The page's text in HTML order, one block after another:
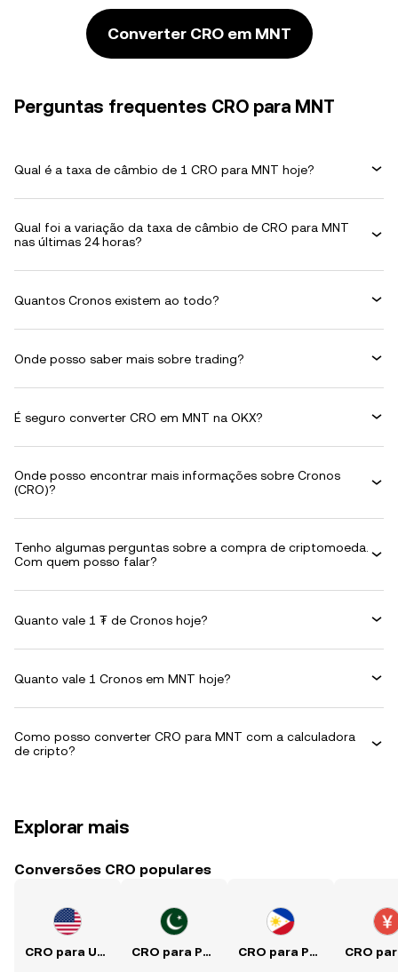
Converter CRO em MNT
Perguntas frequentes CRO para MNT
Qual é a taxa de câmbio de 1 CRO para MNT hoje?
Qual foi a variação da taxa de câmbio de CRO para MNT
nas últimas 24 horas?
Quantos Cronos existem ao todo?
Onde posso saber mais sobre trading?
É seguro converter CRO em MNT na OKX?
Onde posso encontrar mais informações sobre Cronos
(CRO)?
Tenho algumas perguntas sobre a compra de criptomoeda.
Com quem posso falar?
Quanto vale 1 ₮ de Cronos hoje?
Quanto vale 1 Cronos em MNT hoje?
Como posso converter CRO para MNT com a calculadora
de cripto?
Explorar mais
Conversões CRO populares
CRO para USD CRO para PKR CRO para PHP